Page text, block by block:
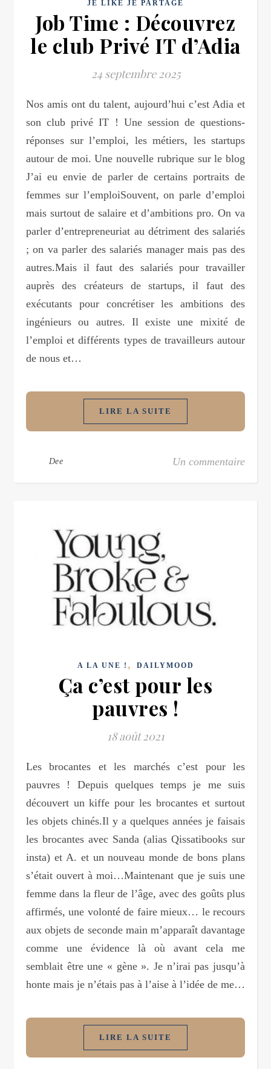
JE LIKE JE PARTAGE
Job Time : Découvrez
le club Privé IT d’Adia
24 septembre 2025
Nos amis ont du talent, aujourd’hui c’est Adia et
son club privé IT ! Une session de questions-
réponses sur l’emploi, les métiers, les startups
autour de moi. Une nouvelle rubrique sur le blog
J’ai eu envie de parler de certains portraits de
femmes sur l’emploiSouvent, on parle d’emploi
mais surtout de salaire et d’ambitions pro. On va
parler d’entrepreneuriat au détriment des salariés
; on va parler des salariés manager mais pas des
autres.Mais il faut des salariés pour travailler
auprès des créateurs de startups, il faut des
exécutants pour concrétiser les ambitions des
ingénieurs ou autres. Il existe une mixité de
l’emploi et différents types de travailleurs autour
de nous et…
LIRE LA SUITE
Dee Un commentaire
A LA UNE ! , DAILYMOOD
Ça c’est pour les
pauvres !
18 août 2021
Les brocantes et les marchés c’est pour les
pauvres ! Depuis quelques temps je me suis
découvert un kiffe pour les brocantes et surtout
les objets chinés.Il y a quelques années je faisais
les brocantes avec Sanda (alias Qissatibooks sur
insta) et A. et un nouveau monde de bons plans
s’était ouvert à moi…Maintenant que je suis une
femme dans la fleur de l’âge, avec des goûts plus
affirmés, une volonté de faire mieux… le recours
aux objets de seconde main m’apparaît davantage
comme une évidence là où avant cela me
semblait être une « gène ». Je n’irai pas jusqu’à
honte mais je n’étais pas à l’aise à l’idée de me…
LIRE LA SUITE